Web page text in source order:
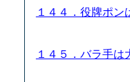
１４４．役牌ポ
１４５．バラ手